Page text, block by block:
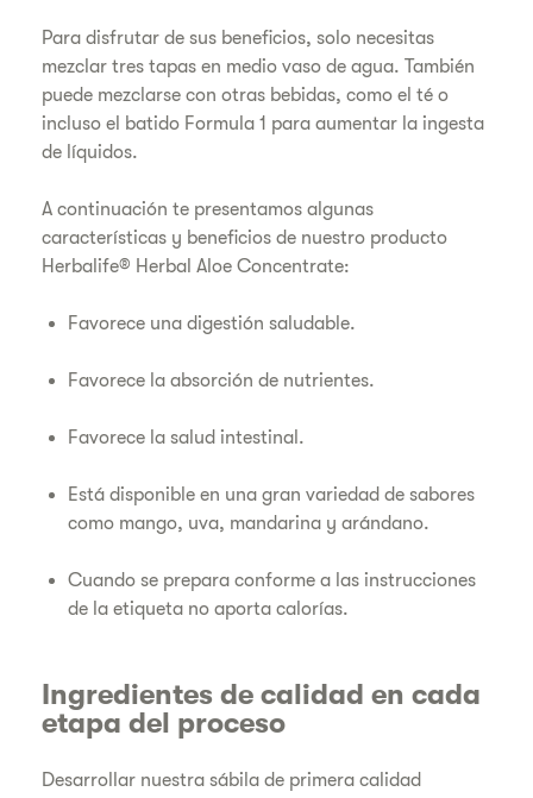
Para disfrutar de sus beneficios, solo necesitas
mezclar tres tapas en medio vaso de agua. También
puede mezclarse con otras bebidas, como el té o
incluso el batido Formula 1 para aumentar la ingesta
de líquidos.
A continuación te presentamos algunas
características y beneficios de nuestro producto
Herbalife® Herbal Aloe Concentrate:
Favorece una digestión saludable.
Favorece la absorción de nutrientes.
Favorece la salud intestinal.
Está disponible en una gran variedad de sabores
como mango, uva, mandarina y arándano.
Cuando se prepara conforme a las instrucciones
de la etiqueta no aporta calorías.
Ingredientes de calidad en cada
etapa del proceso
Desarrollar nuestra sábila de primera calidad